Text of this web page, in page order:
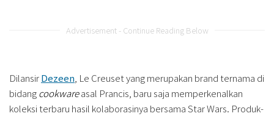
Advertisement - Continue Reading Below
DilansirDezeen , Le Creuset yang merupakan brand ternama di
bidangcookwareasal Prancis, baru saja memperkenalkan
koleksi terbaru hasil kolaborasinya bersama Star Wars. Produk-